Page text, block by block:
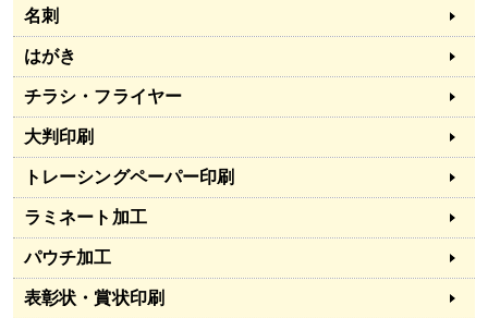
名刺
はがき
チラシ・フライヤー
大判印刷
トレーシングペーパー印刷
ラミネート加工
パウチ加工
表彰状・賞状印刷